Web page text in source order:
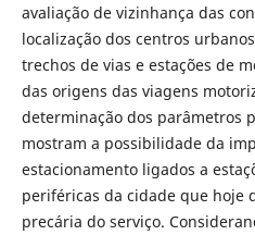
avaliação de vizinhança das
localização dos centros
trechos de vias e estações de
das origens das viagens
determinação dos parâmetros
mostram a possibilidade da
estacionamento ligados a
periféricas da cidade que hoje
precária do serviço.